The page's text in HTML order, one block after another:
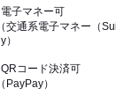
電子マネー可
（交通系電子マネー（
y）
QRコード決済可
（PayPay）